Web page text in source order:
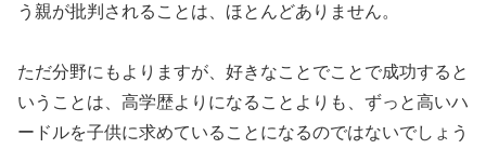
う親が批判されることは、ほとんどありません。
ただ分野にもよりますが、好きなことでことで成功すると
いうことは、高学歴よりになることよりも、ずっと高いハ
ードルを子供に求めていることになるのではないでしょう